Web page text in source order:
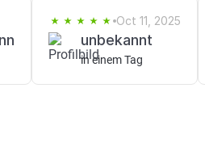
Oct 11, 2025
unbekannt
in einem Tag